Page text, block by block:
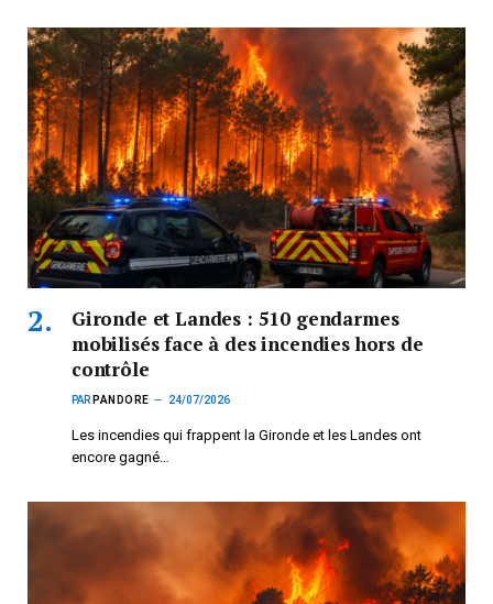
Gironde et Landes : 510 gendarmes
mobilisés face à des incendies hors de
contrôle
PAR PANDORE 24/07/2026
Les incendies qui frappent la Gironde et les Landes ont
encore gagné…